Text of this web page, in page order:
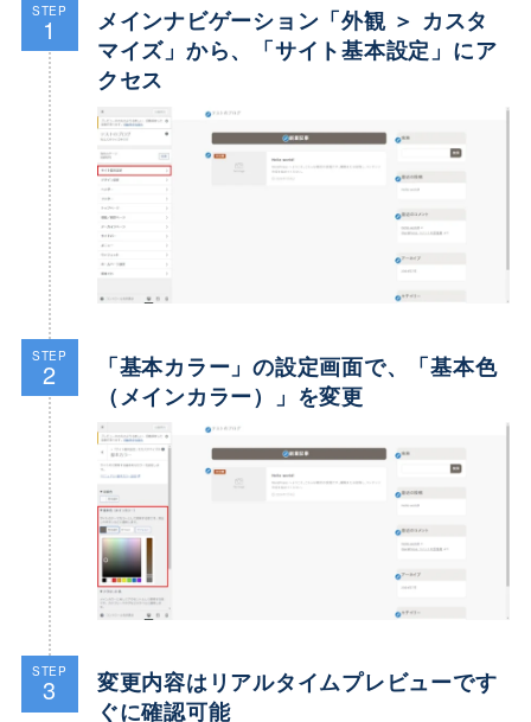
STEP
1
メインナビゲーション「外観 ＞ カスタ
マイズ」から、「サイト基本設定」にア
クセス
STEP
2
「基本カラー」の設定画面で、「基本色
（メインカラー）」を変更
STEP
3
変更内容はリアルタイムプレビューです
ぐに確認可能